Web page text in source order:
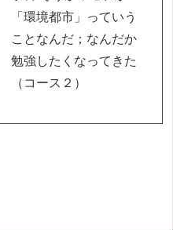
「環境都市」っていう
ことなんだ；なんだか
勉強したくなってきた
（コース２）